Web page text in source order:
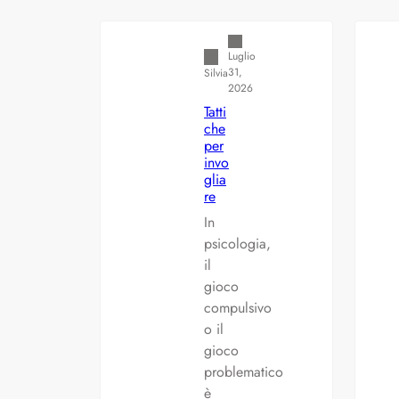
Silvia
Luglio
31,
2026
Tatti
che
per
invo
glia
re
In
psicologia,
il
gioco
compulsivo
o il
gioco
problematico
è